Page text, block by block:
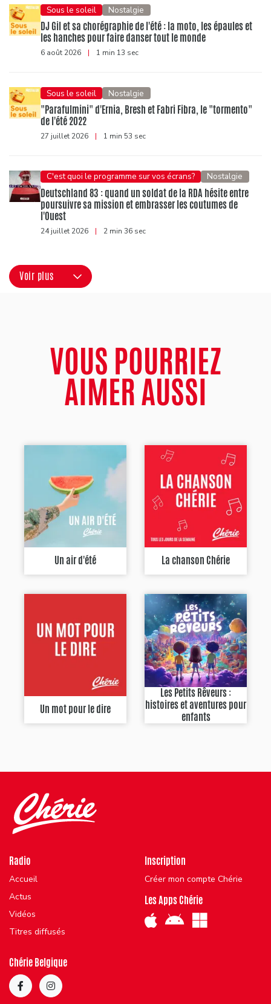
Sous le soleil Nostalgie
DJ Gil et sa chorégraphie de l'été : la moto, les épaules et
les hanches pour faire danser tout le monde
6 août 2026 | 1 min 13 sec
Sous le soleil Nostalgie
"Parafulmini" d'Ernia, Bresh et Fabri Fibra, le "tormento"
de l'été 2022
27 juillet 2026 | 1 min 53 sec
C'est quoi le programme sur vos écrans? Nostalgie
Deutschland 83 : quand un soldat de la RDA hésite entre
poursuivre sa mission et embrasser les coutumes de
l'Ouest
24 juillet 2026 | 2 min 36 sec
Voir plus
VOUS POURRIEZ
AIMER AUSSI
Un air d'été La chanson Chérie
Un mot pour le dire
Les Petits Rêveurs :
histoires et aventures pour
enfants
Radio
Accueil
Actus
Vidéos
Titres diffusés
Inscription
Créer mon compte Chérie
Les Apps Chérie
Chérie Belgique